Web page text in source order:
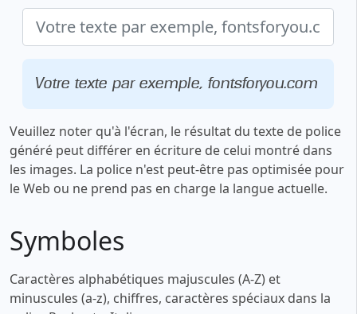
Votre texte par exemple, fontsforyou.com
Veuillez noter qu'à l'écran, le résultat du texte de police
généré peut différer en écriture de celui montré dans
les images. La police n'est peut-être pas optimisée pour
le Web ou ne prend pas en charge la langue actuelle.
Symboles
Caractères alphabétiques majuscules (A-Z) et
minuscules (a-z), chiffres, caractères spéciaux dans la